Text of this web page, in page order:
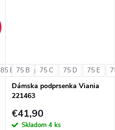
85 B + ďalšie
75 B 75 C 75 D 75 E
Dámska podprsenka Viania
221463
€41,90
Skladom 4 ks